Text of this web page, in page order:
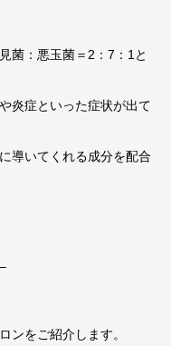
菌：悪玉菌＝2：7：1と
炎症といった症状が出て
導いてくれる成分を配合
ンをご紹介します。